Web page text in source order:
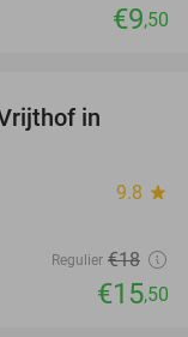
€9,50
in
9.8 star
Regulier €18
€15,50